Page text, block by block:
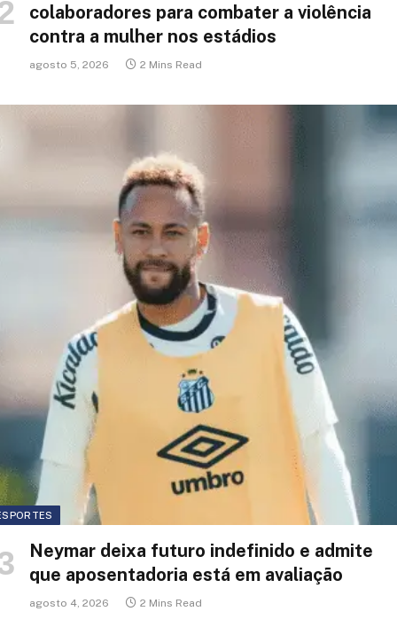
colaboradores para combater a violência
contra a mulher nos estádios
agosto 5, 2026 2 Mins Read
Neymar deixa futuro indefinido e admite
que aposentadoria está em avaliação
agosto 4, 2026 2 Mins Read